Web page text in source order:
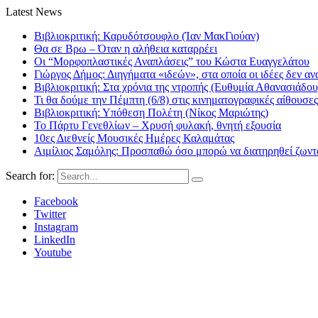
Latest News
Βιβλιοκριτική: Καρυδότσουφλο (Ίαν ΜακΓιούαν)
Θα σε Βρω – Όταν η αλήθεια καταρρέει
Οι “Μορφοπλαστικές Αναπλάσεις” του Κώστα Ευαγγελάτου
Γιώργος Δήμος: Διηγήματα «ιδεών», στα οποία οι ιδέες δεν
Βιβλιοκριτική: Στα χρόνια της ντροπής (Ευθυμία
Τι θα δούμε την Πέμπτη (6/8) στις κινηματογραφικές αίθουσες
Βιβλιοκριτική: Υπόθεση Πολέτη (Νίκος Μαριώτης)
Το Πάρτυ Γενεθλίων – Χρυσή φυλακή, θνητή εξουσία
10ες Διεθνείς Μουσικές Ημέρες Καλαμάτας
Αιμίλιος Σαμόλης: Προσπαθώ όσο μπορώ να διατηρηθεί
Search for:
Facebook
Twitter
Instagram
LinkedIn
Youtube